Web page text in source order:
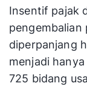
Insentif pajak
pengembalian
diperpanjang
menjadi
725 bidang